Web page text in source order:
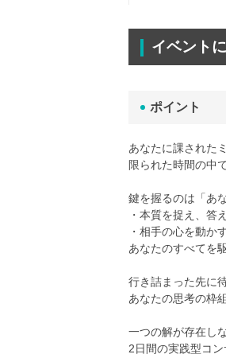
イベント
ポイント
あなたに課された
限られた時間の中
鍵を握るのは「あ
・本質を捉え、答
・相手の心を動か
あなたのすべてを
行き詰まった先に
あなたの思考の枠
一つの解が存在し
2日間の実践型コン